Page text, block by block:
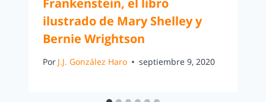
ilustrado de Mary Shelley y
Bernie Wrightson
Por J.J. González Haro septiembre 9, 2020